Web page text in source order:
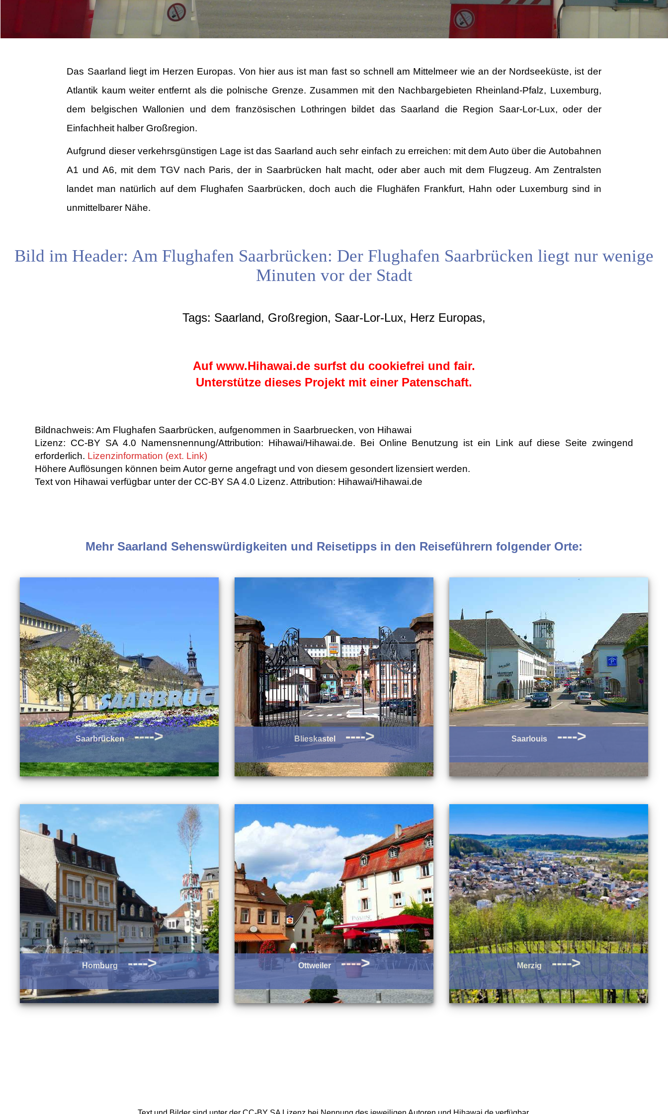
Das Saarland liegt im Herzen Europas. Von hier aus ist man fast so schnell am Mittelmeer wie an der Nordseeküste, ist der
Atlantik kaum weiter entfernt als die polnische Grenze. Zusammen mit den Nachbargebieten Rheinland-Pfalz, Luxemburg,
dem belgischen Wallonien und dem französischen Lothringen bildet das Saarland die Region Saar-Lor-Lux, oder der
Einfachheit halber Großregion.
Aufgrund dieser verkehrsgünstigen Lage ist das Saarland auch sehr einfach zu erreichen: mit dem Auto über die Autobahnen
A1 und A6, mit dem TGV nach Paris, der in Saarbrücken halt macht, oder aber auch mit dem Flugzeug. Am Zentralsten
landet man natürlich auf dem Flughafen Saarbrücken, doch auch die Flughäfen Frankfurt, Hahn oder Luxemburg sind in
unmittelbarer Nähe.
Bild im Header: Am Flughafen Saarbrücken: Der Flughafen Saarbrücken liegt nur wenige
Minuten vor der Stadt
Tags: Saarland, Großregion, Saar-Lor-Lux, Herz Europas,
Auf www.Hihawai.de surfst du cookiefrei und fair.
Unterstütze dieses Projekt mit einer Patenschaft.
Bildnachweis: Am Flughafen Saarbrücken, aufgenommen in Saarbruecken, von Hihawai
Lizenz: CC-BY SA 4.0 Namensnennung/Attribution: Hihawai/Hihawai.de. Bei Online Benutzung ist ein Link auf diese Seite zwingend
erforderlich. Lizenzinformation (ext. Link)
Höhere Auflösungen können beim Autor gerne angefragt und von diesem gesondert lizensiert werden.
Text von Hihawai verfügbar unter der CC-BY SA 4.0 Lizenz. Attribution: Hihawai/Hihawai.de
Mehr Saarland Sehenswürdigkeiten und Reisetipps in den Reiseführern folgender Orte:
Saarbrücken----> Blieskastel ----> Saarlouis ---->
Homburg ----> Ottweiler----> Merzig ---->